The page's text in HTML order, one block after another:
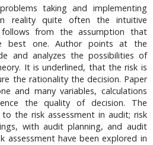
taking and implementing
reality quite often the intuitive
from the assumption that
best one. Author points at the
and analyzes the possibilities of
It is underlined, that the risk is
the rationality the decision. Paper
and many variables, calculations
the quality of decision. The
the risk assessment in audit; risk
with audit planning, and audit
assessment have been explored in